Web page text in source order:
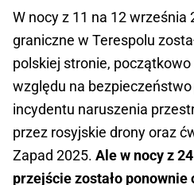
W nocy z 11 na 12 września
graniczne w Terespolu
polskiej stronie, początkowo
względu na
incydentu naruszenia
przez rosyjskie drony oraz
Zapad 2025. Ale w nocy z
przejście zostało